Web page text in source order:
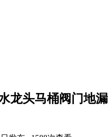
龙头马桶阀门地漏